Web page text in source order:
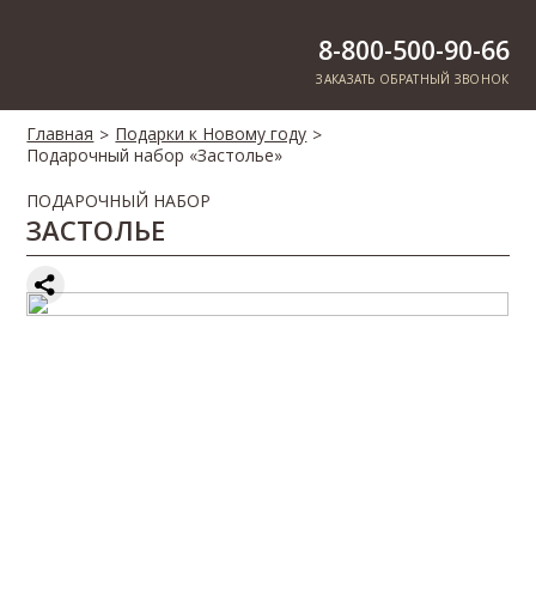
8-800-500-90-66
ЗАКАЗАТЬ ОБРАТНЫЙ ЗВОНОК
Главная > Подарки к Новому году >
Подарочный набор «Застолье»
ПОДАРОЧНЫЙ НАБОР
ЗАСТОЛЬЕ